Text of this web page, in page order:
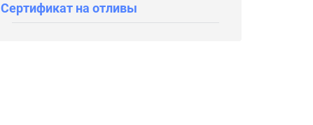
Сертификат на отливы